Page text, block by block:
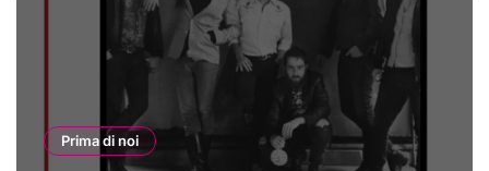
Prima di noi